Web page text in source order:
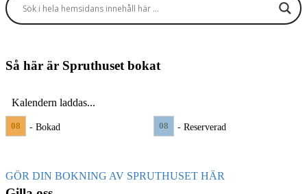
Så här är Spruthuset bokat
Kalendern laddas...
08 - Bokad 08 - Reserverad
GÖR DIN BOKNING AV SPRUTHUSET HÄR